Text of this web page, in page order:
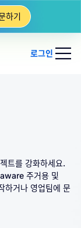
하기
로그인
트를 강화하세요.
주거용 및
하거나 영업팀에 문